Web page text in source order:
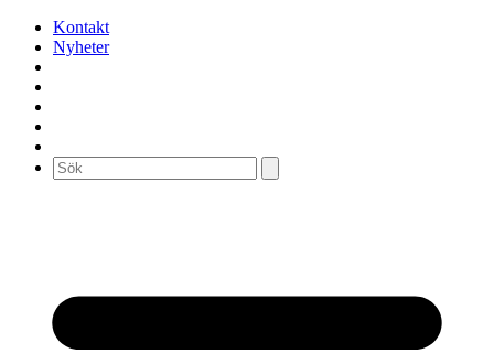
Kontakt
Nyheter